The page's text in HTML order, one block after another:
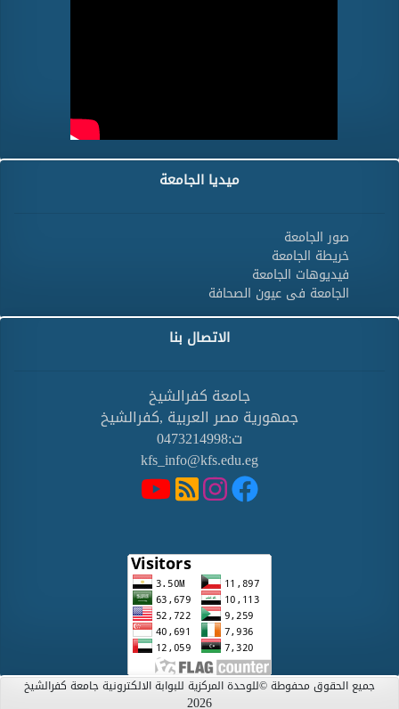
ميديا الجامعة
صور الجامعة
خريطة الجامعة
فيديوهات الجامعة
الجامعة فى عيون الصحافة
الاتصال بنا
جامعة كفرالشيخ
جمهورية مصر العربية ,كفرالشيخ
ت:0473214998
kfs_info@kfs.edu.eg
جميع الحقوق محفوطة ©للوحدة المركزية للبوابة الالكترونية جامعة كفرالشيخ
2026